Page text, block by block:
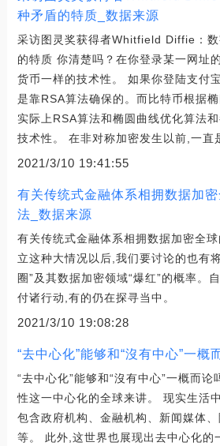
种矛盾的特质_数据来源
采访图灵奖获得者Whitfield Diffie：
的特质 你清楚吗？在你登录某一网址
货币一样的技术性。 如果你登陆支付
是靠RSA算法确保的。而比特币根据
实际上RSA算法和椭圆曲线优化算法
技术性。 在非对称加密发生以前,一直
2021/3/10 19:41:55
有关传统式金融体系相拥数据加
法_数据来源
有关传统式金融体系相拥数据加密全
立这种大情况以后,我们要讨论的也有
圈”及其数据加密领域“爆红”的概率。
付诸行动,有的仍在探寻当中。
2021/3/10 19:08:28
“去中心化”能够和“沒有中心”一概
“去中心化”能够和“沒有中心”一概而
性这一中心化的全球来讲。 现实生活
包含政府机构、金融机构、新闻媒体
等。 此外,这世界也展现出去中心化的